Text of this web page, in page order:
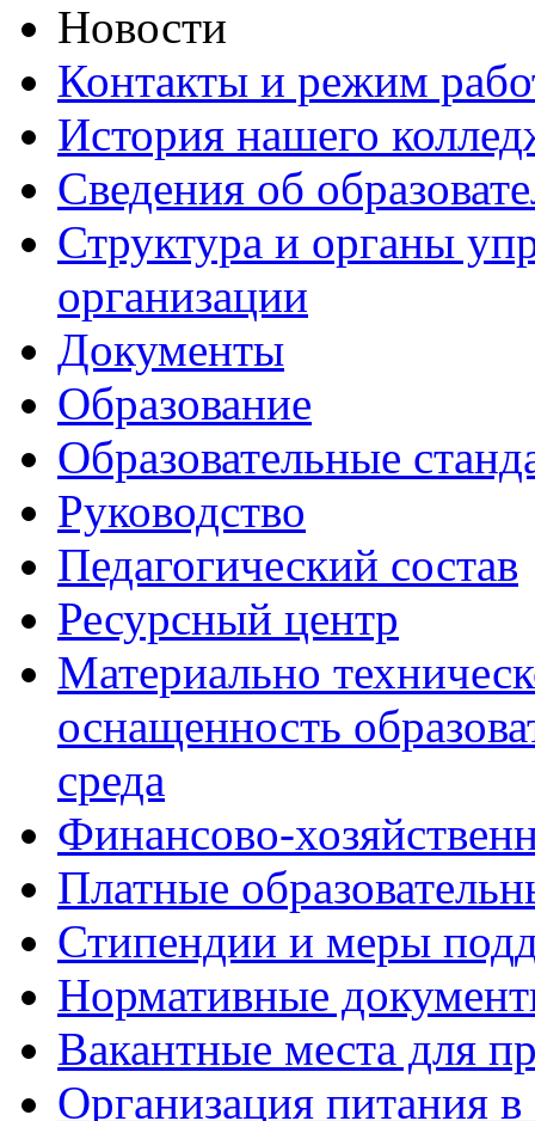
Новости
Контакты и режим
История нашего
Сведения об
Структура и органы
организации
Документы
Образование
Образовательные
Руководство
Педагогический состав
Ресурсный центр
Материально
оснащенность
среда
Финансово-
Платные
Стипендии и меры
Нормативные
Вакантные места для
Организация питания в